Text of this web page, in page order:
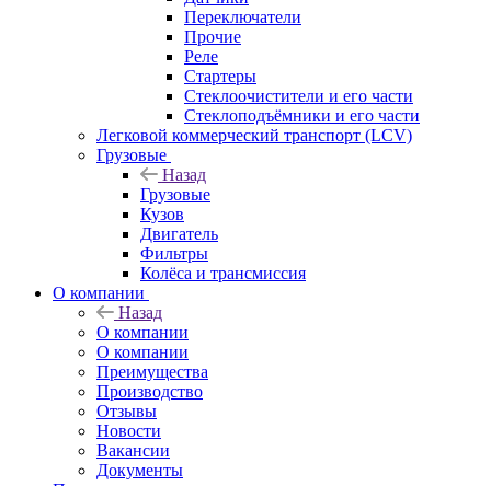
Переключатели
Прочие
Реле
Стартеры
Стеклоочистители и его части
Стеклоподъёмники и его части
Легковой коммерческий транспорт (LCV)
Грузовые
Назад
Грузовые
Кузов
Двигатель
Фильтры
Колёса и трансмиссия
О компании
Назад
О компании
О компании
Преимущества
Производство
Отзывы
Новости
Вакансии
Документы